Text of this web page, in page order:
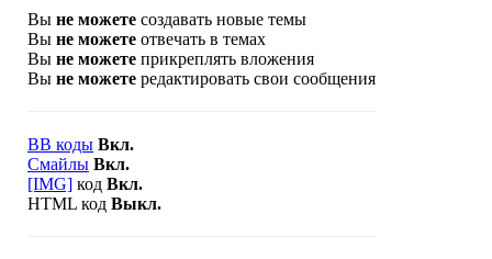
Вы не можете создавать новые темы
Вы не можете отвечать в темах
Вы не можете прикреплять вложения
Вы не можете редактировать свои сообщения
BB коды Вкл.
Смайлы Вкл.
[IMG] код Вкл.
HTML код Выкл.